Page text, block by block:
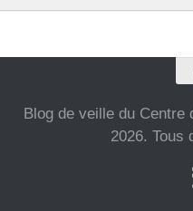
Blog de veille du
2026. Tous